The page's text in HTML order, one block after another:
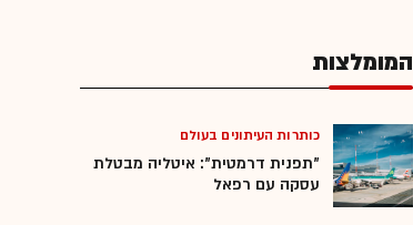
המומלצות
כותרות העיתונים בעולם
"תפנית דרמטית": איטליה מבטלת
עסקה עם רפאל